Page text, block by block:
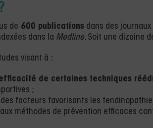
de 600 publications dans des
dans la Medline. Soit une dizaine
visant à :
de certaines techniques
;
facteurs favorisants les
aux méthodes de prévention efficaces